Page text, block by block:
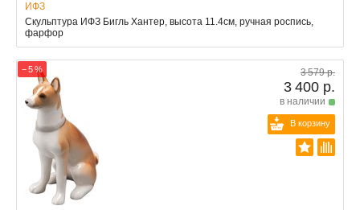
ИФЗ
Скульптура ИФЗ Бигль Хантер, высота 11.4см, ручная роспись,
фарфор
− 5 % 3 579 р.
3 400 р.
в наличии
В корзину